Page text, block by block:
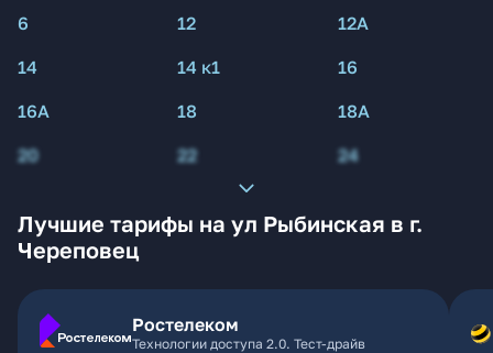
6
12
12А
14
14 к1
16
16А
18
18А
20
22 24
Лучшие тарифы на ул Рыбинская в г.
Череповец
Ростелеком
Технологии доступа 2.0. Тест-драйв